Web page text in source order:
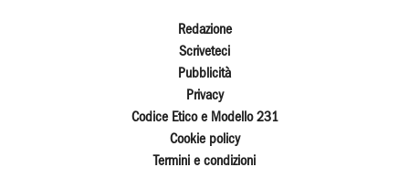
Redazione
Scriveteci
Pubblicità
Privacy
Codice Etico e Modello 231
Cookie policy
Termini e condizioni